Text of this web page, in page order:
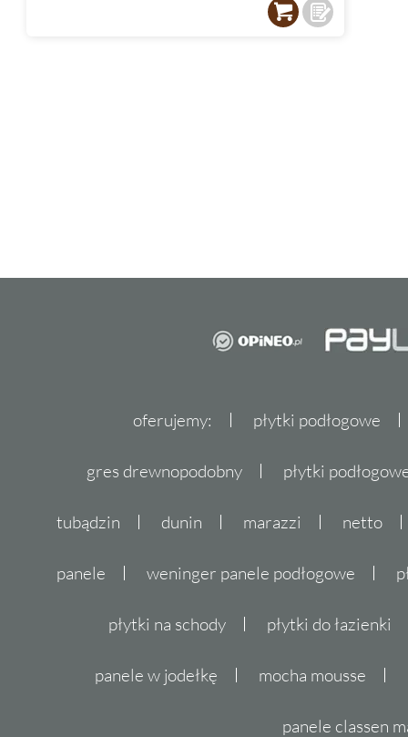
oferujemy: płytki podłogowe
gres drewnopodobny płytki
tubądzin dunin marazzi netto
panele weninger panele podłogowe
płytki na schody płytki do łazienki
panele w jodełkę mocha mousse
panele classen